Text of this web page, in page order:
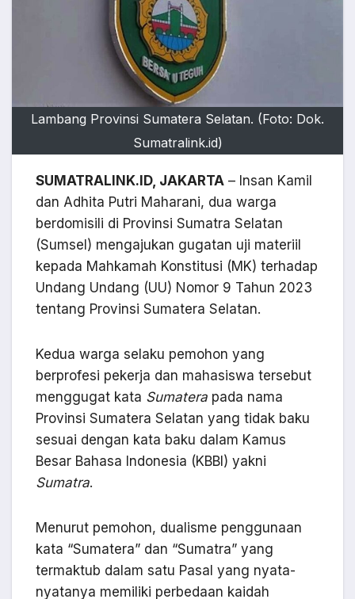
Lambang Provinsi Sumatera Selatan. (Foto: Dok.
Sumatralink.id)
SUMATRALINK.ID, JAKARTA – Insan Kamil
dan Adhita Putri Maharani, dua warga
berdomisili di Provinsi Sumatra Selatan
(Sumsel) mengajukan gugatan uji materiil
kepada Mahkamah Konstitusi (MK) terhadap
Undang Undang (UU) Nomor 9 Tahun 2023
tentang Provinsi Sumatera Selatan.
Kedua warga selaku pemohon yang
berprofesi pekerja dan mahasiswa tersebut
menggugat kata Sumatera pada nama
Provinsi Sumatera Selatan yang tidak baku
sesuai dengan kata baku dalam Kamus
Besar Bahasa Indonesia (KBBI) yakni
Sumatra.
Menurut pemohon, dualisme penggunaan
kata “Sumatera” dan “Sumatra” yang
termaktub dalam satu Pasal yang nyata-
nyatanya memiliki perbedaan kaidah